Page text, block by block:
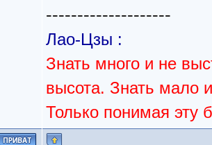
--------------------
Лао-Цзы :
Знать много и не
высота. Знать мало
Только понимая эту